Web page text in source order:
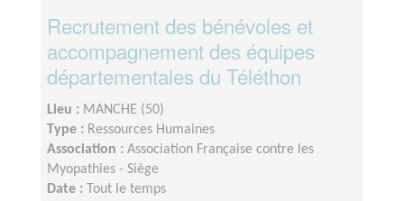
Recrutement des bénévoles et
accompagnement des équipes
départementales du Téléthon
Lieu : MANCHE (50)
Type : Ressources Humaines
Association : Association Française contre les
Myopathies - Siège
Date :
Tout le temps